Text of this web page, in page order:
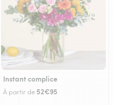
Instant complice
À partir de 52€95